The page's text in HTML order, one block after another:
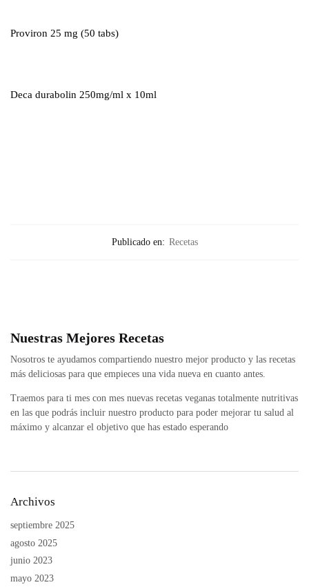
Proviron 25 mg (50 tabs)
Deca durabolin 250mg/ml x 10ml
Publicado en: Recetas
Nuestras Mejores Recetas
Nosotros te ayudamos compartiendo nuestro mejor producto y las recetas
más deliciosas para que empieces una vida nueva en cuanto antes.
Traemos para ti mes con mes nuevas recetas veganas totalmente nutritivas
en las que podrás incluir nuestro producto para poder mejorar tu salud al
máximo y alcanzar el objetivo que has estado esperando
Archivos
septiembre 2025
agosto 2025
junio 2023
mayo 2023